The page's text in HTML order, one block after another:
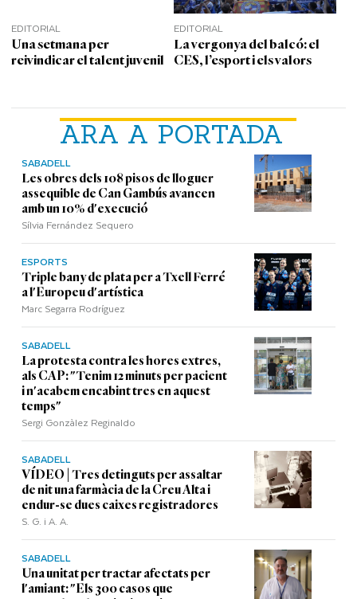
ARA A PORTADA
SABADELL
Les obres dels 108 pisos de lloguer
assequible de Can Gambús avancen
amb un 10% d'execució
Sílvia Fernández Sequero
ESPORTS
Triple bany de plata per a Txell Ferré
a l'Europeu d'artística
Marc Segarra Rodríguez
SABADELL
La protesta contra les hores extres,
als CAP: "Tenim 12 minuts per pacient
i n'acabem encabint tres en aquest
temps"
Sergi Gonzàlez Reginaldo
SABADELL
VÍDEO | Tres detinguts per assaltar
de nit una farmàcia de la Creu Alta i
endur-se dues caixes registradores
S. G. i A. A.
SABADELL
Una unitat per tractar afectats per
l'amiant: "Els 300 casos que
EDITORIAL
Una setmana per
reivindicar el talent juvenil
EDITORIAL
La vergonya del balcó: el
CES, l’esport i els valors